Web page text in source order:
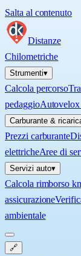
Salta al contenuto
Distanze
Chilometriche
Strumenti▾
Calcola percorso
pedaggioAutovelox
Carburante &
Prezzi carburante
elettricheAree di
Servizi auto▾
Calcola rimborso
assicurazione
ambientale
🔗